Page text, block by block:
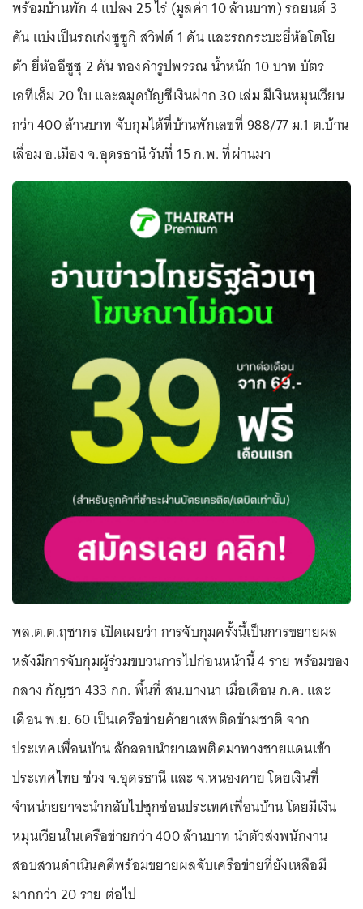
พร้อมบ้านพัก 4 แปลง 25 ไร่ (มูลค่า 10 ล้านบาท) รถยนต์ 3
คัน แบ่งเป็นรถเก๋งซูซูกิ สวิฟต์ 1 คัน และรถกระบะยี่ห้อโตโย
ต้า ยี่ห้ออีซูซุ 2 คัน ทองคำรูปพรรณ น้ำหนัก 10 บาท บัตร
เอทีเอ็ม 20 ใบ และสมุดบัญชีเงินฝาก 30 เล่ม มีเงินหมุนเวียน
กว่า 400 ล้านบาท จับกุมได้ที่บ้านพักเลขที่ 988/77 ม.1 ต.บ้าน
เลื่อม อ.เมือง จ.อุดรธานี วันที่ 15 ก.พ. ที่ผ่านมา
พล.ต.ต.ฤชากร เปิดเผยว่า การจับกุมครั้งนี้เป็นการขยายผล
หลังมีการจับกุมผู้ร่วมขบวนการไปก่อนหน้านี้ 4 ราย พร้อมของ
กลาง กัญชา 433 กก. พื้นที่ สน.บางนา เมื่อเดือน ก.ค. และ
เดือน พ.ย. 60 เป็นเครือข่ายค้ายาเสพติดข้ามชาติ จาก
ประเทศเพื่อนบ้าน ลักลอบนำยาเสพติดมาทางชายแดนเข้า
ประเทศไทย ช่วง จ.อุดรธานี และ จ.หนองคาย โดยเงินที่
จำหน่ายยาจะนำกลับไปซุกซ่อนประเทศเพื่อนบ้าน โดยมีเงิน
หมุนเวียนในเครือข่ายกว่า 400 ล้านบาท นำตัวส่งพนักงาน
สอบสวนดำเนินคดีพร้อมขยายผลจับเครือข่ายที่ยังเหลือมี
มากกว่า 20 ราย ต่อไป